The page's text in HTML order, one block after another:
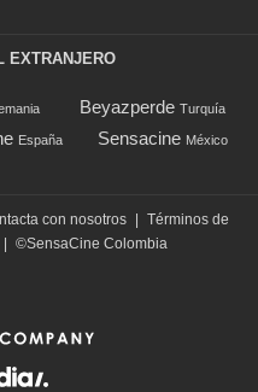
EXTRANJERO
Beyazperde Turquía
España Sensacine México
con nosotros
Términos de
©SensaCine Colombia